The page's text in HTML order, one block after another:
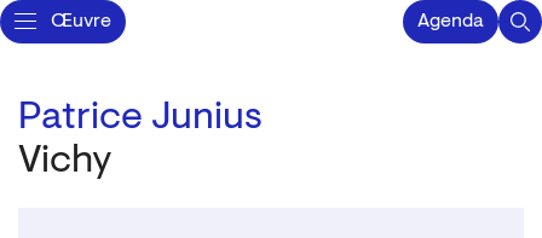
Œuvre Agenda
Patrice Junius
Vichy